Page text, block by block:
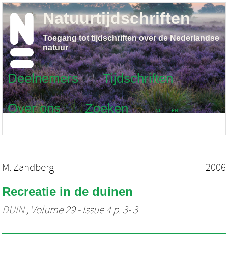
Deelnemers
Tijdschriften
Over ons
Zoeken NL EN
Natuurtijdschriften
Toegang tot tijdschriften over de Nederlandse
natuur
M. Zandberg 2006
Recreatie in de duinen
DUIN, Volume 29 - Issue 4 p. 3- 3